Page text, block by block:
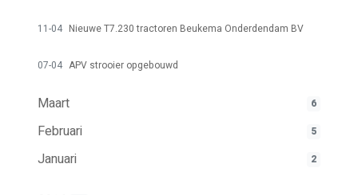
11-04 Nieuwe T7.230 tractoren Beukema Onderdendam BV
07-04 APV strooier opgebouwd
Maart 6
Februari 5
Januari 2